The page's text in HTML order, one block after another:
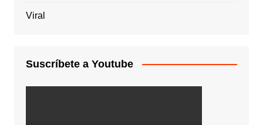
Viral
Suscríbete a Youtube